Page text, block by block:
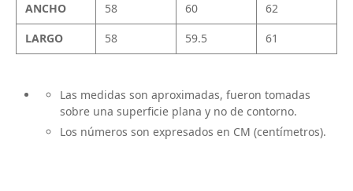
ANCHO
58 60
62
LARGO
58 59.5 61
Las medidas son aproximadas, fueron tomadas
sobre una superficie plana y no de contorno.
Los números son expresados en CM (centímetros).